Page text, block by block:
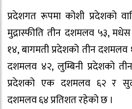
प्रदेशगत रूपमा कोशी प्रदेशको
मुद्रास्फीति तीन दशमलव ५३,
१४, बागमती प्रदेशको तीन
दशमलव ४२, लुम्बिनी प्रदेशको
प्रदेशको एक दशमलव ६२ र
दशमलव ६४ प्रतिशत रहेको छ ।